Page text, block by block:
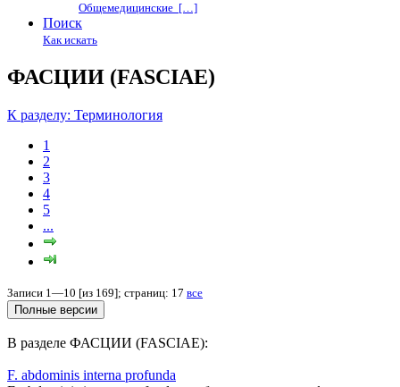
Общемедицинские […]
Поиск
Как искать
ФАСЦИИ (FASCIAE)
К разделу: Терминология
1
2
3
4
5
...
Записи 1—10 [из 169]; страниц: 17 все
В разделе ФАСЦИИ (FASCIAE):
F. abdominis interna profunda